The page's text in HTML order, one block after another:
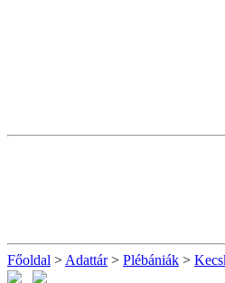
Főoldal > Adattár> Plébániák >